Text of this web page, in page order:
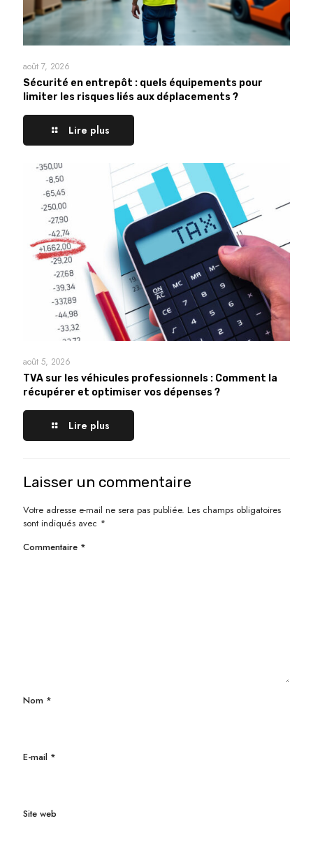
août 7, 2026
Sécurité en entrepôt : quels équipements pour
limiter les risques liés aux déplacements ?
Lire plus
août 5, 2026
TVA sur les véhicules professionnels : Comment la
récupérer et optimiser vos dépenses ?
Lire plus
Laisser un commentaire
Votre adresse e-mail ne sera pas publiée. Les champs obligatoires
sont indiqués avec *
Commentaire *
Nom *
E-mail *
Site web